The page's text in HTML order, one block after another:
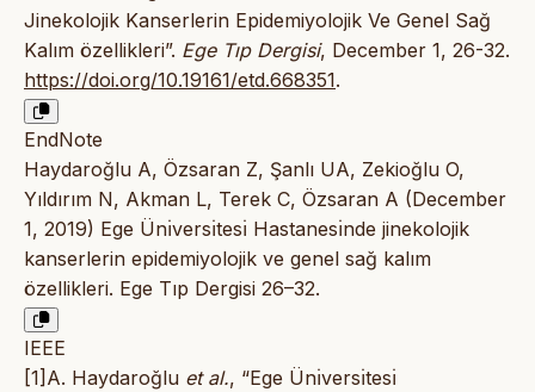
Jinekolojik Kanserlerin Epidemiyolojik Ve Genel Sağ
Kalım özellikleri”. Ege Tıp Dergisi, December 1, 26-32.
https://doi.org/10.19161/etd.668351.
EndNote
Haydaroğlu A, Özsaran Z, Şanlı UA, Zekioğlu O,
Yıldırım N, Akman L, Terek C, Özsaran A (December
1, 2019) Ege Ünı̇versı̇tesı̇ Hastanesı̇nde jinekolojik
kanserlerin epidemiyolojik ve genel sağ kalım
özellikleri. Ege Tıp Dergisi 26–32.
IEEE
[1]A. Haydaroğlu et al., “Ege Ünı̇versı̇tesı̇